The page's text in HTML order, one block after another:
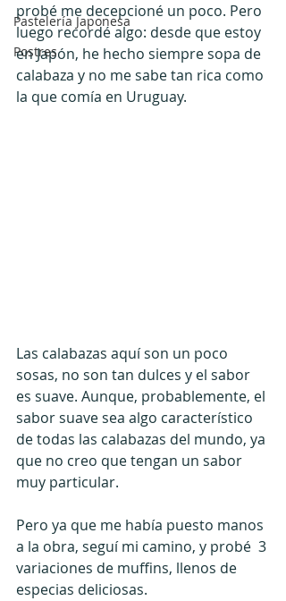
Pastelería Japonesa
Postres
probé me decepcioné un poco. Pero
luego recordé algo: desde que estoy
en Japón, he hecho siempre sopa de
calabaza y no me sabe tan rica como
la que comía en Uruguay.
Las calabazas aquí son un poco
sosas, no son tan dulces y el sabor
es suave. Aunque, probablemente, el
sabor suave sea algo característico
de todas las calabazas del mundo, ya
que no creo que tengan un sabor
muy particular.
Pero ya que me había puesto manos
a la obra, seguí mi camino, y probé  3
variaciones de muffins, llenos de
especias deliciosas.